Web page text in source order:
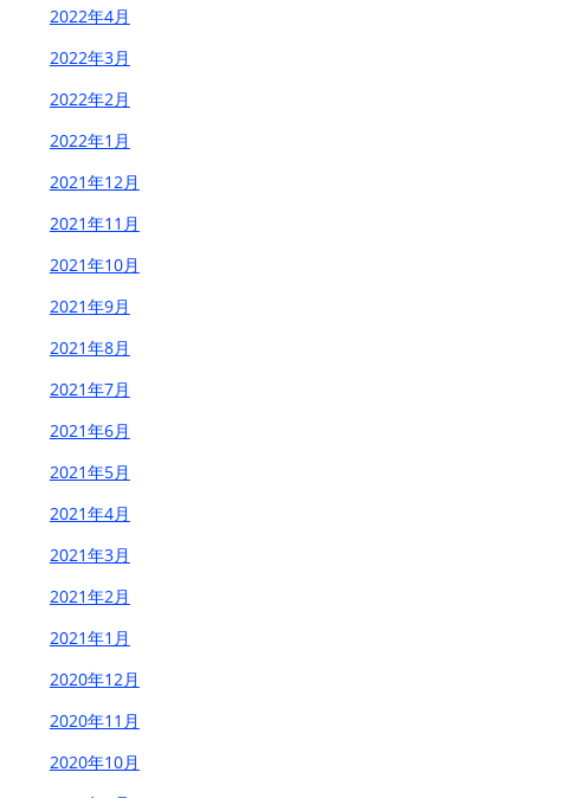
2022年4月
2022年3月
2022年2月
2022年1月
2021年12月
2021年11月
2021年10月
2021年9月
2021年8月
2021年7月
2021年6月
2021年5月
2021年4月
2021年3月
2021年2月
2021年1月
2020年12月
2020年11月
2020年10月